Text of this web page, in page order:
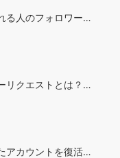
る人のフォロワー…
リクエストとは？…
アカウントを復活…